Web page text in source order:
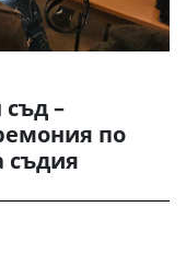
съд –
по
съдия